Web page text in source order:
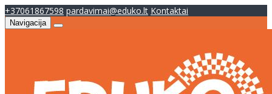
+37061867598 pardavimai@eduko.lt Kontaktai
Navigacija